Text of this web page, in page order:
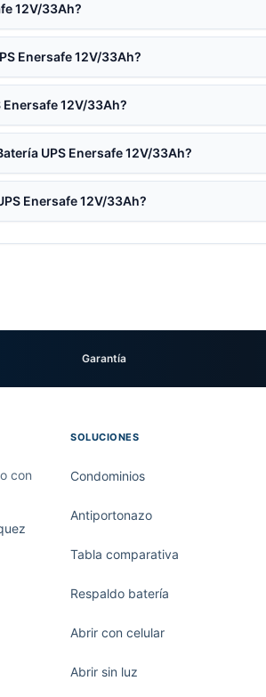
12V/33Ah?
Enersafe 12V/33Ah?
12V/33Ah?
UPS Enersafe 12V/33Ah?
Enersafe 12V/33Ah?
Garantía
con
SOLUCIONES
Condominios
Antiportonazo
Tabla comparativa
Respaldo batería
Abrir con celular
Abrir sin luz